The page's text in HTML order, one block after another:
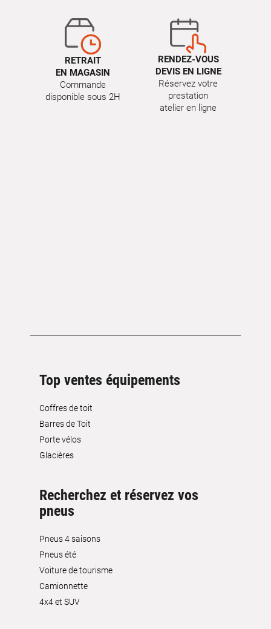
RETRAIT
EN MAGASIN
Commande
disponible sous 2H
RENDEZ-VOUS
DEVIS EN LIGNE
Réservez votre
prestation
atelier en ligne
Top ventes équipements
Coffres de toit
Barres de Toit
Porte vélos
Glacières
Recherchez et réservez vos
pneus
Pneus 4 saisons
Pneus été
Voiture de tourisme
Camionnette
4x4 et SUV